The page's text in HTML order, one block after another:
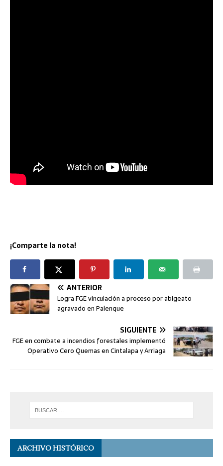
¡Comparte la nota!
ANTERIOR
Logra FGE vinculación a proceso por abigeato
agravado en Palenque
SIGUIENTE
FGE en combate a incendios forestales implementó
Operativo Cero Quemas en Cintalapa y Arriaga
ARCHIVO HISTÓRICO